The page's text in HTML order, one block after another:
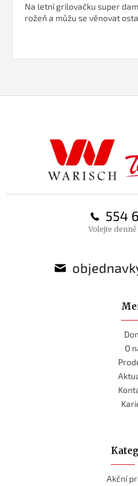
Na letní grilovačku super
rožeň a můžu se věnovat
554
Volejte
O
Akční